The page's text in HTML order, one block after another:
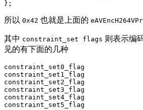
所以 0x42 也就是上面的
其中 constraint_set flags 则表示编
见的有下面的几种
constraint_set0_flag
constraint_set1_flag
constraint_set2_flag
constraint_set3_flag
constraint_set4_flag